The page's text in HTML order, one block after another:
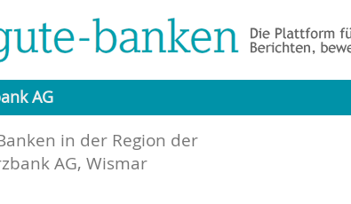
AG
in der Region der
AG, Wismar